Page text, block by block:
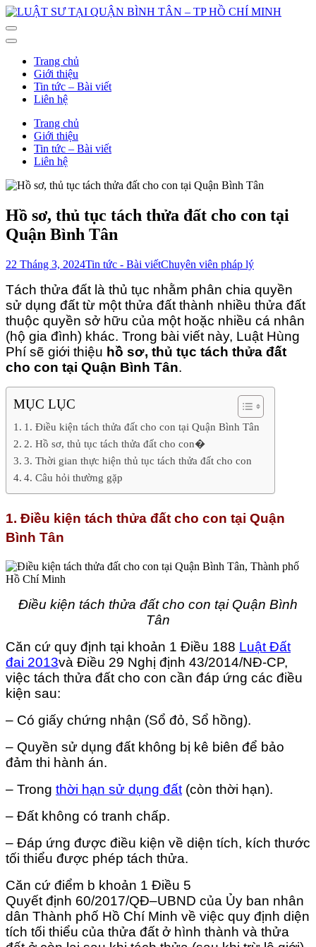
Bỏ
qua
và
dung
Enter)
Trang chủ
Giới thiệu
Tin tức – Bài viết
Liên hệ
Trang chủ
Giới thiệu
Tin tức – Bài viết
Liên hệ
Hồ sơ, thủ tục tách thửa đất cho con tại
Quận Bình Tân
22 Tháng 3, 2024Tin tức - Bài viếtChuyên viên pháp lý
Tách thửa đất là thủ tục nhằm phân chia quyền
sử dụng đất từ một thửa đất thành nhiều thửa đất
thuộc quyền sở hữu của một hoặc nhiều cá nhân
(hộ gia đình) khác. Trong bài viết này, Luật Hùng
Phí sẽ giới thiệu hồ sơ, thủ tục tách thửa đất
cho con tại Quận Bình Tân.
MỤC LỤC
1. Điều kiện tách thửa đất cho con tại Quận Bình Tân
2. Hồ sơ, thủ tục tách thửa đất cho con�
3. Thời gian thực hiện thủ tục tách thửa đất cho con
4. Câu hỏi thường gặp
1. Điều kiện tách thửa đất cho con tại Quận
Bình Tân
Điều kiện tách thửa đất cho con tại Quận Bình
Tân
Căn cứ quy định tại khoản 1 Điều 188 Luật Đất
đai 2013và Điều 29 Nghị định 43/2014/NĐ-CP,
việc tách thửa đất cho con cần đáp ứng các điều
kiện sau:
– Có giấy chứng nhận (Sổ đỏ, Sổ hồng).
– Quyền sử dụng đất không bị kê biên để bảo
đảm thi hành án.
– Trong thời hạn sử dụng đất (còn thời hạn).
– Đất không có tranh chấp.
– Đáp ứng được điều kiện về diện tích, kích thước
tối thiểu được phép tách thửa.
Căn cứ điểm b khoản 1 Điều 5
Quyết định 60/2017/QĐ–UBND của Ủy ban nhân
dân Thành phố Hồ Chí Minh về việc quy định diện
tích tối thiểu của thửa đất ở hình thành và thửa